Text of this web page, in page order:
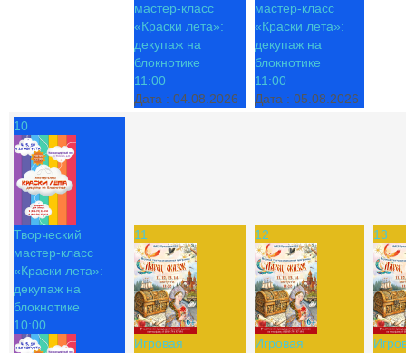
мастер-класс
«Краски лета»:
декупаж на
блокнотике
11:00
Дата : 04.08.2026
мастер-класс
«Краски лета»:
декупаж на
блокнотике
11:00
Дата : 05.08.2026
10
Творческий
мастер-класс
«Краски лета»:
декупаж на
блокнотике
10:00
11
Игровая
12
Игровая
13